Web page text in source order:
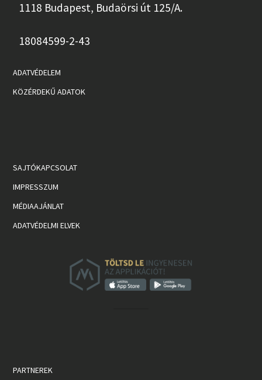
1118 Budapest, Budaörsi út 125/A.
18084599-2-43
ADATVÉDELEM
KÖZÉRDEKŰ ADATOK
SAJTÓKAPCSOLAT
IMPRESSZUM
MÉDIAAJÁNLAT
ADATVÉDELMI ELVEK
PARTNEREK